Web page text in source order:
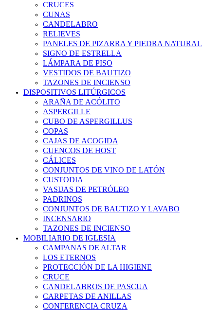
CRUCES
CUNAS
CANDELABRO
RELIEVES
PANELES DE PIZARRA Y PIEDRA NATURAL
SIGNO DE ESTRELLA
LÁMPARA DE PISO
VESTIDOS DE BAUTIZO
TAZONES DE INCIENSO
DISPOSITIVOS LITÚRGICOS
ARAÑA DE ACÓLITO
ASPERGILLE
CUBO DE ASPERGILLUS
COPAS
CAJAS DE ACOGIDA
CUENCOS DE HOST
CÁLICES
CONJUNTOS DE VINO DE LATÓN
CUSTODIA
VASIJAS DE PETRÓLEO
PADRINOS
CONJUNTOS DE BAUTIZO Y LAVABO
INCENSARIO
TAZONES DE INCIENSO
MOBILIARIO DE IGLESIA
CAMPANAS DE ALTAR
LOS ETERNOS
PROTECCIÓN DE LA HIGIENE
CRUCE
CANDELABROS DE PASCUA
CARPETAS DE ANILLAS
CONFERENCIA CRUZA